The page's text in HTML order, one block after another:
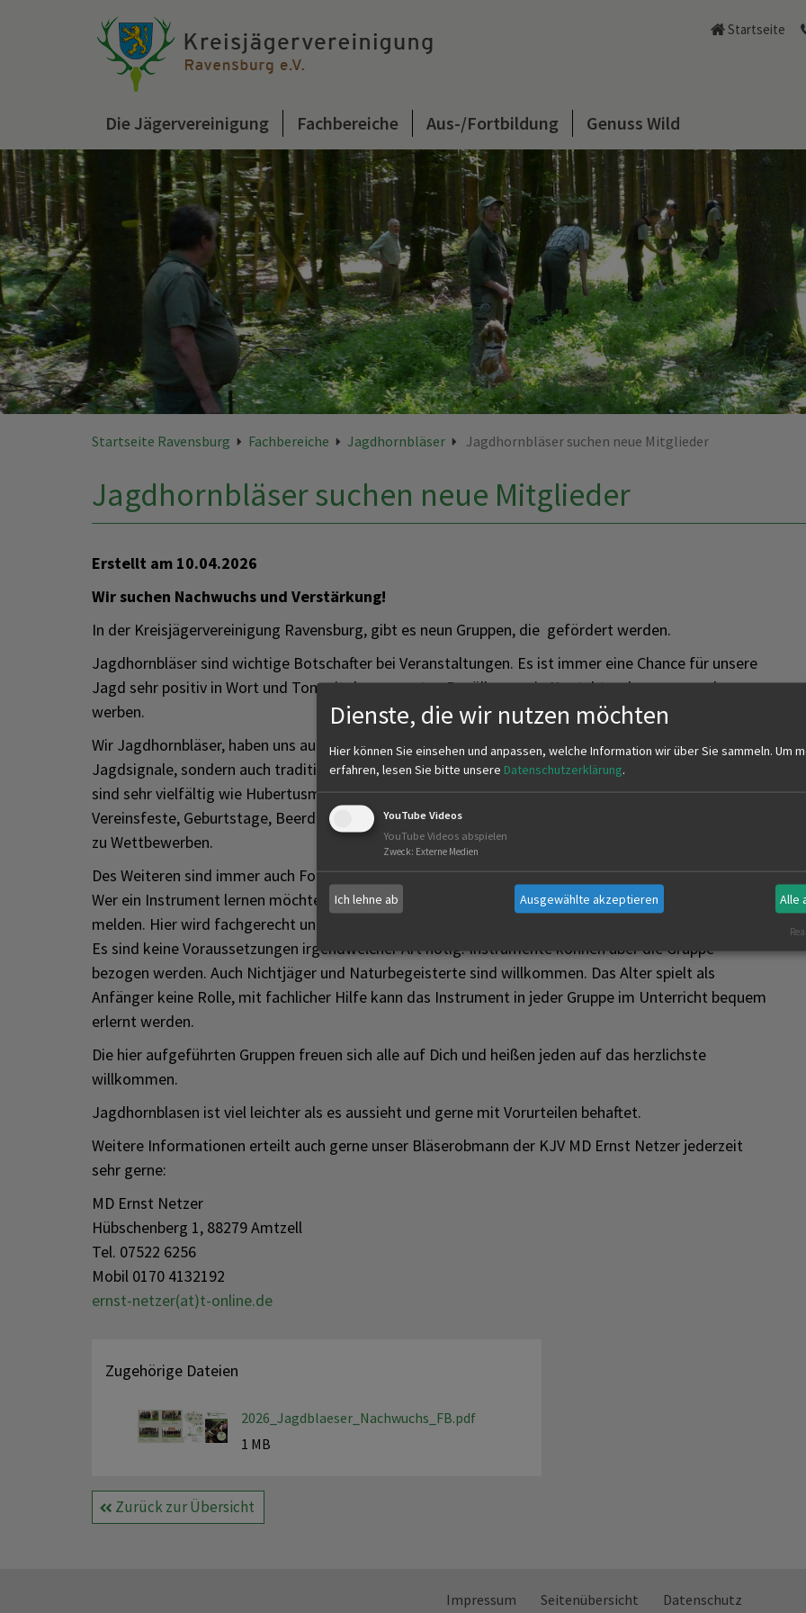
Startseite
Die Jägervereinigung Fachbereiche Aus-/Fortbildung Genuss Wild
Startseite Ravensburg Fachbereiche Jagdhornbläser Jagdhornbläser suchen neue Mitglieder
Jagdhornbläser suchen neue Mitglieder
Erstellt am 10.04.2026
Wir suchen Nachwuchs und Verstärkung!
In der Kreisjägervereinigung Ravensburg, gibt es neun Gruppen, die gefördert werden.
Jagdhornbläser sind wichtige Botschafter bei Veranstaltungen. Es ist immer eine Chance für unsere
Jagd sehr positiv in Wort und Ton mit der gesamten Bevölkerung in Kontakt zu kommen und zu
werben.
Wir Jagdhornbläser, haben uns auch zukunftsgerecht weiterentwickelt und spielen nicht nur
Jagdsignale, sondern auch traditionell, volkstümlich bis hin zu modern. Die Art der Veranstaltungen
sind sehr vielfältig wie Hubertusmessen, Jagdveranstaltungen, Weihnachtsmärkte, Volks- und
Vereinsfeste, Geburtstage, Beerdigungen, Bläsertreffen auf Kreis-, Landes- und Bundesebene bis hin
zu Wettbewerben.
Des Weiteren sind immer auch Fortbildungen und Kurse auf Kreis- und Landesebene im Angebot.
Wer ein Instrument lernen möchte, darf sich je nach Wohnort, bei der nächstliegenden Gruppe
melden. Hier wird fachgerecht und unverbindlich an das Instrument herangeführt und unterrichtet.
Es sind keine Voraussetzungen irgendwelcher Art nötig. Instrumente können über die Gruppe
bezogen werden. Auch Nichtjäger und Naturbegeisterte sind willkommen. Das Alter spielt als
Anfänger keine Rolle, mit fachlicher Hilfe kann das Instrument in jeder Gruppe im Unterricht bequem
erlernt werden.
Die hier aufgeführten Gruppen freuen sich alle auf Dich und heißen jeden auf das herzlichste
willkommen.
Jagdhornblasen ist viel leichter als es aussieht und gerne mit Vorurteilen behaftet.
Weitere Informationen erteilt auch gerne unser Bläserobmann der KJV MD Ernst Netzer jederzeit
sehr gerne:
MD Ernst Netzer
Hübschenberg 1, 88279 Amtzell
Tel. 07522 6256
Mobil 0170 4132192
ernst-netzer(at)t-online.de
Zugehörige Dateien
2026_Jagdblaeser_Nachwuchs_FB.pdf
1 MB
Zurück zur Übersicht
Impressum Seitenübersicht Datenschutz
Dienste, die wir nutzen möchten
Hier können Sie einsehen und anpassen, welche Information wir über Sie sammeln. Um
erfahren, lesen Sie bitte unsere Datenschutzerklärung.
YouTube Videos
YouTube Videos abspielen
Zweck: Externe Medien
Ich lehne ab Ausgewählte akzeptieren Alle